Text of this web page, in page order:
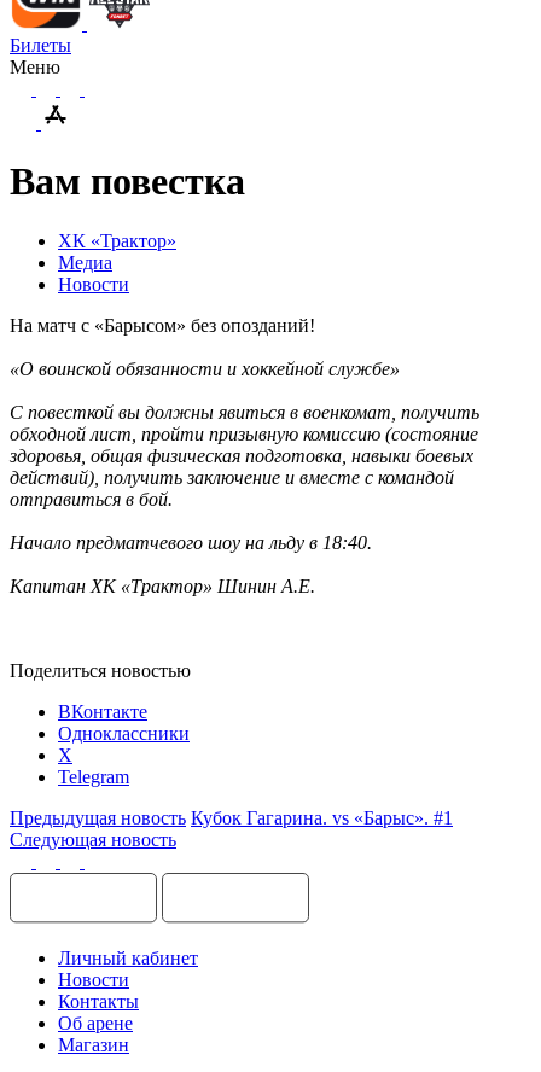
Билеты
Меню
Вам повестка
ХК «Трактор»
Медиа
Новости
На матч с «Барысом» без опозданий!
«О воинской обязанности и хоккейной службе»
С повесткой вы должны явиться в военкомат, получить
обходной лист, пройти призывную комиссию (состояние
здоровья, общая физическая подготовка, навыки боевых
действий), получить заключение и вместе с командой
отправиться в бой.
Начало предматчевого шоу на льду в 18:40.
Капитан ХК «Трактор» Шинин А.Е.
Поделиться новостью
ВКонтакте
Одноклассники
X
Telegram
Предыдущая новость Кубок Гагарина. vs «Барыс». #1
Следующая новость
Личный кабинет
Новости
Контакты
Об арене
Магазин